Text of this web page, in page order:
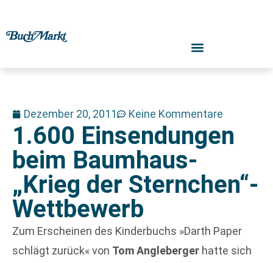
Dezember 20, 2011 Keine Kommentare
1.600 Einsendungen
beim Baumhaus-
„Krieg der Sternchen“-
Wettbewerb
Zum Erscheinen des Kinderbuchs »Darth Paper
schlägt zurück« von Tom Angleberger hatte sich